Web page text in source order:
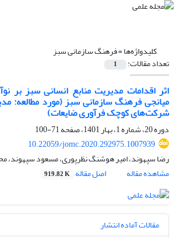
کلیدواژه‌ها =فرهنگ سازمانی سبز
تعداد مقالات: 1
اثر اقدامات مدیریت منابع انسانی سبز بر
میانجی فرهنگ سازمانی سبز (مورد مطالعه:
شرکت‌های کوچک فرآوری ضایعات)
دوره 20، شماره 1، بهار 1401، صفحه
71-100
10.22059/jomc.2020.292975.1007939
رضا سپهوند، امیر هوشنگ نظرپوری، مسعود سپهوند،
مشاهده مقاله
اصل مقاله 919.82 K
مقالات آماده انتشار